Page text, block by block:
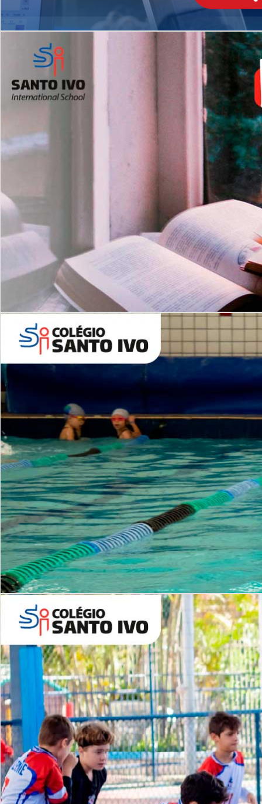
Matrículas Abertas 2026
Leituras Literárias
Período Integral | Saiba mais
2º AO 5º ANO FUNDAMENTAL
es
Com imersão Bilingue - Anos
Finais
6º AO 9º ANO FUNDAMENTAL
Inglês: Turmas Reduzidas
(Proficiência)
ALUNOS NOVOS
Entre em Contato
INSTITUCIONAL
Lista de vídeos
NOSSOCANAL